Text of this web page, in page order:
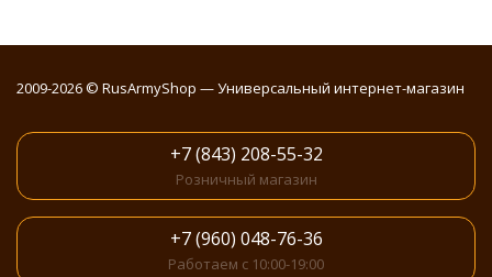
2009-2026 © RusArmyShop — Универсальный интернет-магазин
+7 (843) 208-55-32
Розничный магазин
+7 (960) 048-76-36
Работаем с 10:00-19:00